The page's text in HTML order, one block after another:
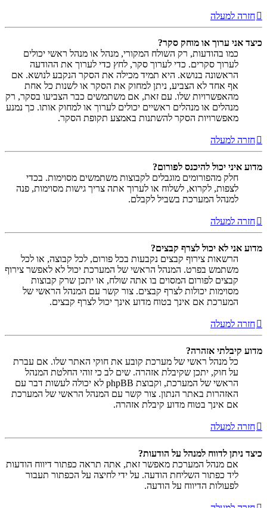
חזרה למעלה
כיצד אני ערוך או מוחק סקר?
כמו בהודעות, רק השולח המקורי, מנהל או מנהל ראשי יכולים
לערוך סקרים. כדי לערוך סקר, לחץ כדי לערוך את ההודעה
הראשונה בנושא. היא תמיד מכילה את הסקר הנקבע לנושא. אם
אף אחד לא הצביע, ניתן למחוק את הסקר או לשנות כל אחת
מהאפשרויות שלו. עם זאת, אם משתמשים כבר הצביעו בסקר, רק
מנהלים או מנהלים ראשיים יכולים לערוך או למחוק אותו. כך נמנע
מאפשרויות הסקר להשתנות באמצע תקופת הסקר.
חזרה למעלה
מדוע איני יכול להיכנס לפורום?
חלק מהפורומים מוגבלים לקבוצות משתמשים מסוימות. בכדי
לצפות, לקרוא, לשלוח או לערוך אתה צריך גישות מסוימות, פנה
למנהל המערכת בשביל לקבלם.
חזרה למעלה
מדוע אני לא יכול לצרף קבצים?
הרשאות צירוף קבצים נקבעות בכל פורום, לכל קבוצה, או לכל
משתמש בפרט. המנהל הראשי של המערכת יכול לא לאפשר צירוף
קבצים לפורום המסוים בו אתה שולח, או יתכן שרק קבוצות
מסוימות יכולות לצרף קבצים. צור קשר עם המנהל הראשי של
המערכת אם אינך בטוח מדוע אינך יכול לצרף קבצים.
חזרה למעלה
מדוע קיבלתי אזהרה?
כל מנהל ראשי של מערכת קובע את חוקי האתר שלו. אם עברת
על חוק, יתכן שקיבלת אזהרה. שים לב כי זוהי החלטת המנהל
הראשי של המערכת, וקבוצת phpBB לא יכולה לעשות דבר עם
האזהרות באתר הנתון. צור קשר עם המנהל הראשי של המערכת
אם אינך בטוח מדוע קיבלת אזהרה.
חזרה למעלה
כיצד ניתן לדווח למנהל על הודעות?
אם מנהל המערכת מאפשר זאת, אתה תראה כפתור דיווח הודעות
ליד כפתור השליחת הודעה. על ידי לחיצה על הכפתור תעבור
לפעולות הדיווח על הודעה.